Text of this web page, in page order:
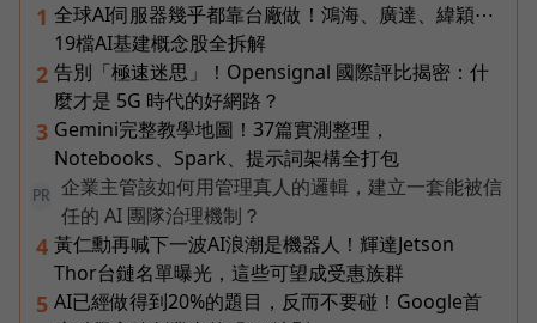
1 全球AI伺服器幾乎都靠台廠做！鴻海、廣達、緯穎⋯
19檔AI基建概念股全拆解
2 告別「極速迷思」！Opensignal 國際評比揭密：什
麼才是 5G 時代的好網路？
3 Gemini完整教學地圖！37篇實測整理，
Notebooks、Spark、提示詞架構全打包
PR
企業主管該如何用管理真人的邏輯，建立一套能被信
任的 AI 團隊治理機制？
4 黃仁勳再喊下一波AI浪潮是機器人！輝達Jetson
Thor台鏈名單曝光，這些可望成受惠族群
5 AI已經做得到20%的題目，反而不要碰！Google首